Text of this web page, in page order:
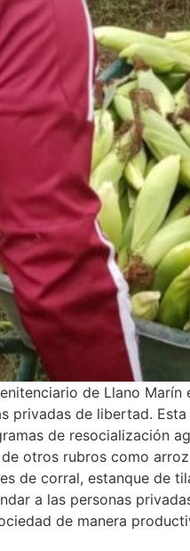
de Llano
privadas de libertad.
de resocialización
otros rubros como
de corral, estanque de
a las personas
de manera